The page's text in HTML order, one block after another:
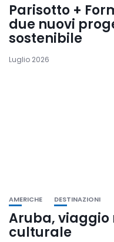
Parisotto +
due nuovi
sostenibile
Luglio 2026
AMERICHE DESTINAZIONI
Aruba,
culturale